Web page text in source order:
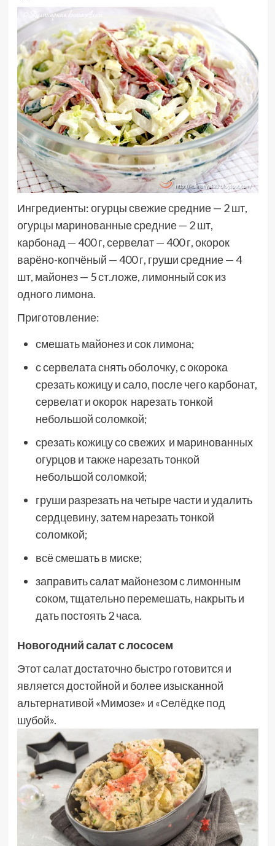
Ингредиенты: огурцы свежие средние — 2 шт,
огурцы маринованные средние — 2 шт,
карбонад — 400 г, сервелат — 400 г, окорок
варёно-копчёный — 400 г, груши средние — 4
шт, майонез — 5 ст.ложе, лимонный сок из
одного лимона.
Приготовление:
смешать майонез и сок лимона;
с сервелата снять оболочку, с окорока
срезать кожицу и сало, после чего карбонат,
сервелат и окорок нарезать тонкой
небольшой соломкой;
срезать кожицу со свежих и маринованных
огурцов и также нарезать тонкой
небольшой соломкой;
груши разрезать на четыре части и удалить
сердцевину, затем нарезать тонкой
соломкой;
всё смешать в миске;
заправить салат майонезом с лимонным
соком, тщательно перемешать, накрыть и
дать постоять 2 часа.
Новогодний салат с лососем
Этот салат достаточно быстро готовится и
является достойной и более изысканной
альтернативой «Мимозе» и «Селёдке под
шубой».